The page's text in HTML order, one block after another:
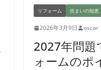
リフォーム 住まいの知恵
2026年3月9日 oscar
2027年問題
ォームのポ